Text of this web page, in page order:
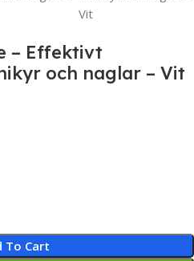
– Effektivt
och naglar – Vit
To Cart